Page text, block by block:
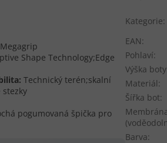
Shape Technology;Edge
Technický terén;skalní
pogumovaná špička pro
Kategorie:
EAN:
Pohlaví:
Výška boty
Materiál:
Šířka bot:
Barva: